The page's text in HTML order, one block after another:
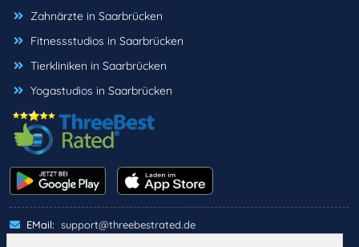
Zahnärzte in Saarbrücken
Fitnessstudios in Saarbrücken
Tierkliniken in Saarbrücken
Yogastudios in Saarbrücken
EMail: support@threebestrated.de